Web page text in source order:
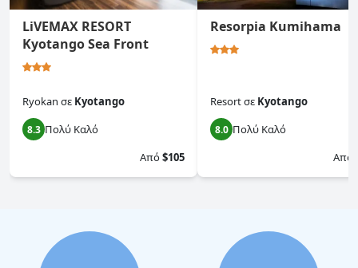
LiVEMAX RESORT
Kyotango Sea Front
Ryokan σε Kyotango
8.3 Πολύ Καλό
Από$105
Resorpia Kumihama
Resortσε Kyotango
8.0 Πολύ Καλό
Από